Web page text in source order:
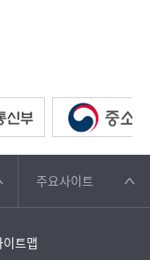
주요사이트
이트맵